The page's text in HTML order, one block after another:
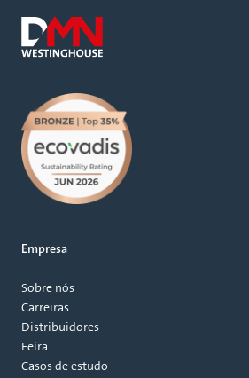
Empresa
Sobre nós
Carreiras
Distribuidores
Feira
Casos de estudo